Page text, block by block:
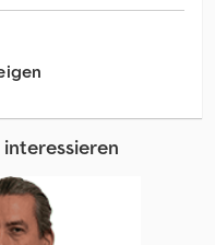
interessieren